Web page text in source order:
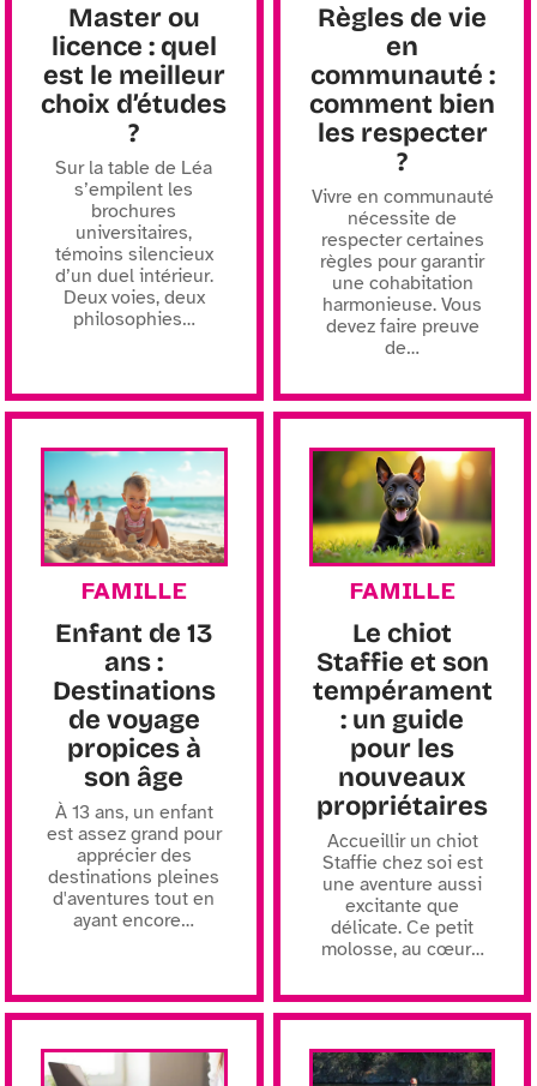
Master ou
licence : quel
est le meilleur
choix d’études
?
Sur la table de Léa
s’empilent les
brochures
universitaires,
témoins silencieux
d’un duel intérieur.
Deux voies, deux
philosophies…
Règles de vie
en
communauté :
comment bien
les respecter
?
Vivre en communauté
nécessite de
respecter certaines
règles pour garantir
une cohabitation
harmonieuse. Vous
devez faire preuve
de…
FAMILLE
Enfant de 13
ans :
Destinations
de voyage
propices à
son âge
À 13 ans, un enfant
est assez grand pour
apprécier des
destinations pleines
d'aventures tout en
ayant encore…
FAMILLE
Le chiot
Staffie et son
tempérament
: un guide
pour les
nouveaux
propriétaires
Accueillir un chiot
Staffie chez soi est
une aventure aussi
excitante que
délicate. Ce petit
molosse, au cœur…